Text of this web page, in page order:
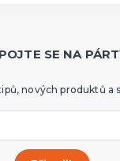
SE NA
nových produktů a